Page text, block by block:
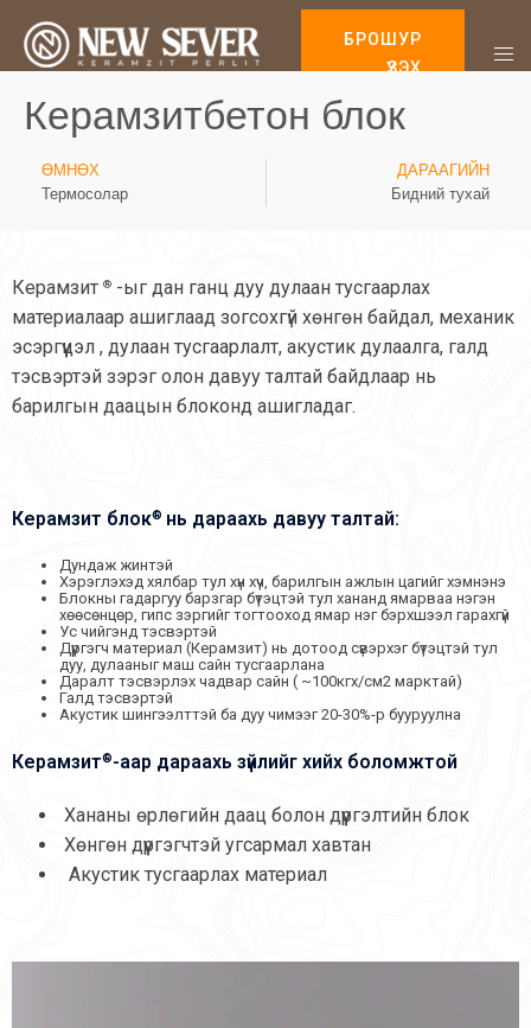
БРОШУР
ҮЗЭХ
Керамзитбетон блок
ӨМНӨХ
Термосолар
ДАРААГИЙН
Бидний тухай
Керамзит ® -ыг дан ганц дуу дулаан тусгаарлах
материалаар ашиглаад зогсохгүй хөнгөн байдал, механик
эсэргүүцэл , дулаан тусгаарлалт, акустик дулаалга, галд
тэсвэртэй зэрэг олон давуу талтай байдлаар нь
барилгын даацын блоконд ашигладаг.
Керамзит блок® нь дараахь давуу талтай:
Дундаж жинтэй
Хэрэглэхэд хялбар тул хүн хүч, барилгын ажлын цагийг хэмнэнэ
Блокны гадаргуу барзгар бүтэцтэй тул хананд ямарваа нэгэн
хөөсөнцөр, гипс зэргийг тогтооход ямар нэг бэрхшээл гарахгүй
Ус чийгэнд тэсвэртэй
Дүүргэгч материал (Керамзит) нь дотоод сүвэрхэг бүтэцтэй тул
дуу, дулааныг маш сайн тусгаарлана
Даралт тэсвэрлэх чадвар сайн ( ~100кгх/см2 марктай)
Галд тэсвэртэй
Акустик шингээлттэй ба дуу чимээг 20-30%-р бууруулна
Керамзит®-аар дараахь зүйлийг хийх боломжтой
Хананы өрлөгийн даац болон дүүргэлтийн блок
Хөнгөн дүүргэгчтэй угсармал хавтан
Акустик тусгаарлах материал